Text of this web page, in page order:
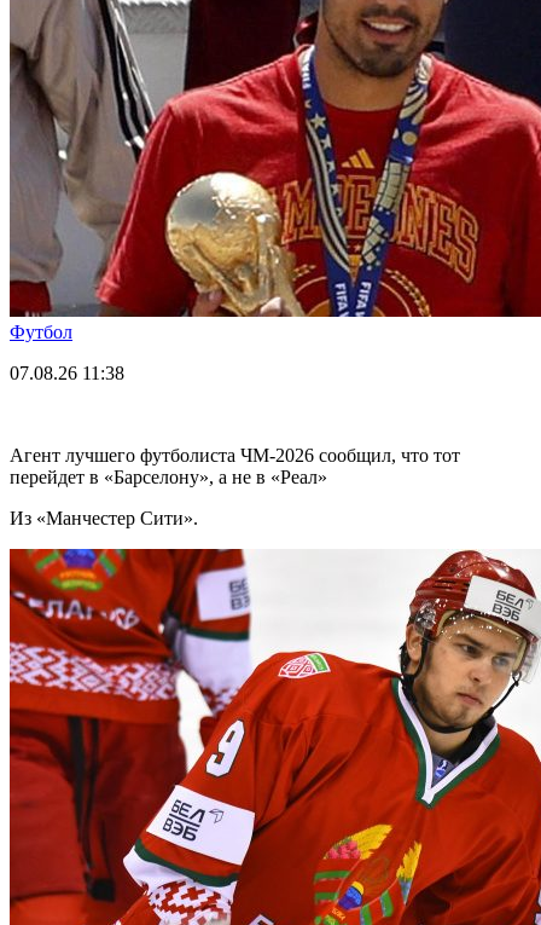
Футбол
07.08.26 11:38
Агент лучшего футболиста ЧМ-2026 cообщил, что тот
перейдет в «Барселону», а не в «Реал»
Из «Манчестер Сити».